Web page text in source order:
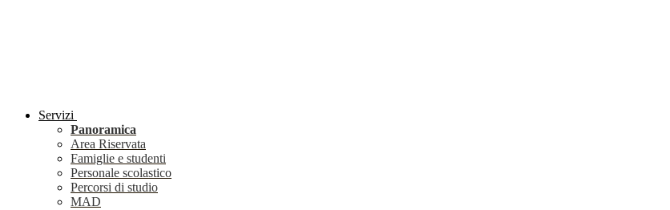
Servizi
Panoramica
Area Riservata
Famiglie e studenti
Personale scolastico
Percorsi di studio
MAD